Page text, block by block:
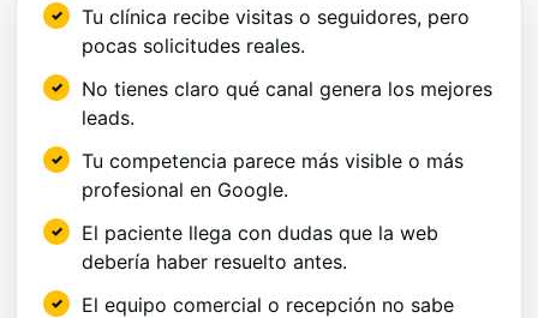
Tu clínica recibe visitas o seguidores, pero
pocas solicitudes reales.
No tienes claro qué canal genera los mejores
leads.
Tu competencia parece más visible o más
profesional en Google.
El paciente llega con dudas que la web
debería haber resuelto antes.
El equipo comercial o recepción no sabe